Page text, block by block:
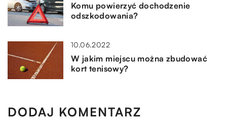
Komu powierzyć dochodzenie
odszkodowania?
10.06.2022
W jakim miejscu można zbudować
kort tenisowy?
DODAJ KOMENTARZ